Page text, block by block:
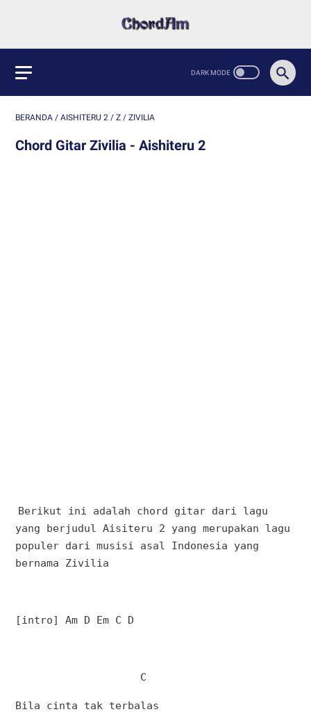
BERANDA / AISHITERU 2 / Z / ZIVILIA
Chord Gitar Zivilia - Aishiteru 2
Berikut ini adalah chord gitar dari lagu
yang berjudul Aisiteru 2 yang merupakan lagu
populer dari musisi asal Indonesia yang
bernama Zivilia
[intro] Am D Em C D
C
Bila cinta tak terbalas